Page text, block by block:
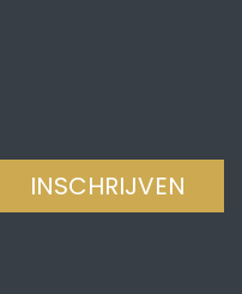
INSCHRIJVEN